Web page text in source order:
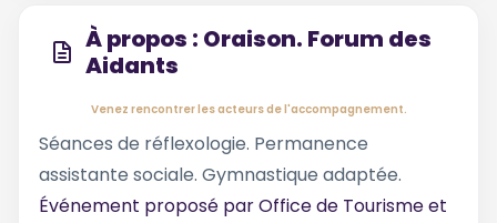
À propos : Oraison. Forum des
Aidants
Venez rencontrer les acteurs de l'accompagnement.
Séances de réflexologie. Permanence
assistante sociale. Gymnastique adaptée.
Événement proposé parOffice de Tourisme et